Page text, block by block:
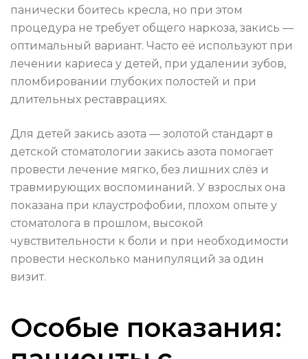
панически боитесь кресла, но при этом
процедура не требует общего наркоза, закись —
оптимальный вариант. Часто её используют при
лечении кариеса у детей, при удалении зубов,
пломбировании глубоких полостей и при
длительных реставрациях.
Для детей закись азота — золотой стандарт в
детской стоматологии закись азота помогает
провести лечение мягко, без лишних слёз и
травмирующих воспоминаний. У взрослых она
показана при клаустрофобии, плохом опыте у
стоматолога в прошлом, высокой
чувствительности к боли и при необходимости
провести несколько манипуляций за один
визит.
Особые показания: